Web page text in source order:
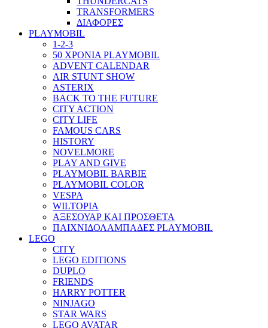
TRANSFORMERS
ΔΙΑΦΟΡΕΣ
PLAYMOBIL
1-2-3
50 ΧΡΟΝΙΑ PLAYMOBIL
ADVENT CALENDAR
AIR STUNT SHOW
ASTERIX
BACK TO THE FUTURE
CITY ACTION
CITY LIFE
FAMOUS CARS
HISTORY
NOVELMORE
PLAY AND GIVE
PLAYMOBIL BARBIE
PLAYMOBIL COLOR
VESPA
WILTOPIA
ΑΞΕΣΟΥΑΡ ΚΑΙ ΠΡΟΣΘΕΤΑ
ΠΑΙΧΝΙΔΟΛΑΜΠΑΔΕΣ PLAYMOBIL
LEGO
CITY
LEGO EDITIONS
DUPLO
FRIENDS
HARRY POTTER
NINJAGO
STAR WARS
LEGO AVATAR